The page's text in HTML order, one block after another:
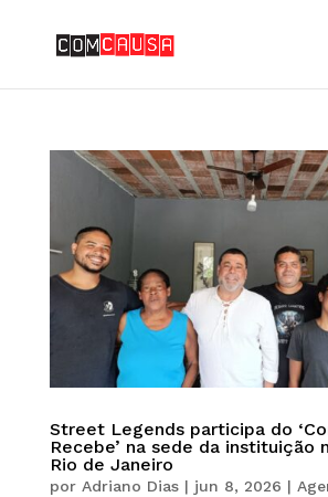
Street Legends participa do
Recebe’ na sede da instituição
Rio de Janeiro
por Adriano Dias| jun 8, 2026 |